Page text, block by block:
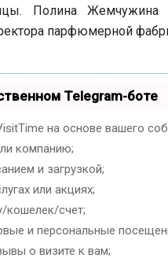
Полина
парфюмерной
Telegram-боте
на основе вашего
компанию;
и загрузкой;
или акциях;
кошелек/счет;
и персональные
о визите к вам;